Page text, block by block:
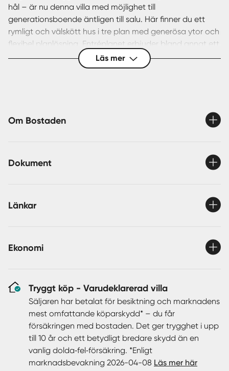
hål – är nu denna villa med möjlighet till
generationsboende äntligen till salu. Här finner du ett
rymligt och välskött hus i tre plan med generösa ytor och
flexibel planlösning. Entréplanet erbjuder bland annat ett
nyrenoverat kök, 2-3 sovrum, badrum och utgång till
baksidan, tomten och den härliga altanen med ogenerat
lägenhet som erbjuder allrum, sovalkov, kokvrå och
nyinstallerad, energieffektiv frånluftsvärmepump (2026).
ett golfslag från Åkersberga GKs natursköna golfbana.
utmärkta kommunikationer. Grönområden och golfbana
centrum med all tänkbar service nås enkelt med cykel.
Åker du kommunalt eller kör bil går det snabbt att ta sig
till Täby centrum, Stockholm city eller Arlanda. Detta är
en bostad att trivas i under många år framöver!
Läs mer
Om Bostaden
Dokument
Länkar
Ekonomi
Tryggt köp - Varudeklarerad villa
Säljaren har betalat för besiktning och marknadens
mest omfattande köparskydd* – du får
försäkringen med bostaden. Det ger trygghet i upp
till 10 år och ett betydligt bredare skydd än en
vanlig dolda‑fel‑försäkring. *Enligt
marknadsbevakning 2026-04-08 Läs mer här